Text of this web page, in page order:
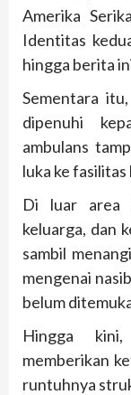
Amerika
Identitas
hingga berita
Sementara
dipenuhi
ambulans
luka ke
Di luar area
keluarga, dan
sambil
mengenai
belum
Hingga
memberikan
runtuhnya